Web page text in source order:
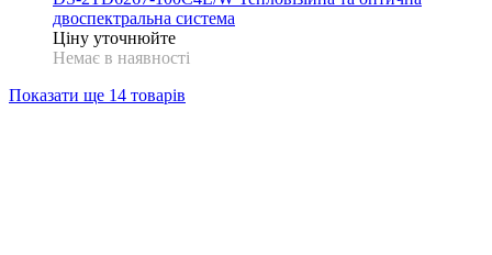
двоспектральна система
Ціну уточнюйте
Немає в наявності
Показати ще 14 товарів